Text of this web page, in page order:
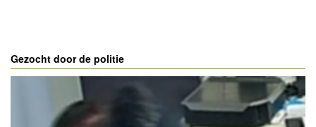
Gezocht door de politie